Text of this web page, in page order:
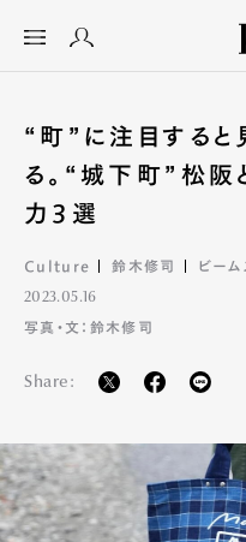
“町”に注目すると
る。“城下町”松
力3選
Culture 鈴木修司 ビーム
2023.05.16
写真・文：鈴木修司
Share: